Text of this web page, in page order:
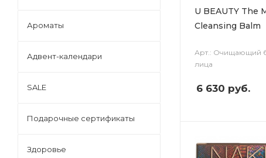
U BEAUTY The
Cleansing Balm
Арт.: Очищающий
лица
6 630 руб.
Ароматы
Адвент-календари
SALE
Подарочные сертификаты
Здоровье